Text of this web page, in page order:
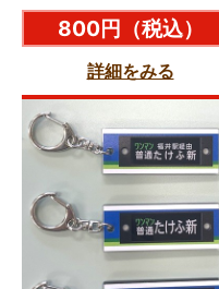
800円 （税込）
詳細をみる